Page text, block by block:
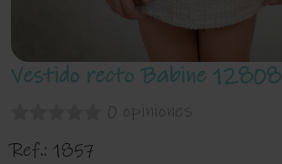
Vestido recto Babine 12808
0 opiniones
Ref.: 1857